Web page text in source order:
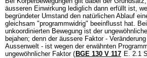
äusseren Einwirkung lediglich dann erfüllt ist,
begründeter Umstand den natürlichen Ablauf
gleichsam "programmwidrig" beeinflusst hat.
unkoordinierten Bewegung ist der
bejahen; denn der äussere Faktor -
Aussenwelt - ist wegen der erwähnten
ungewöhnlicher Faktor ( BGE 130 V 117 E. 2.1